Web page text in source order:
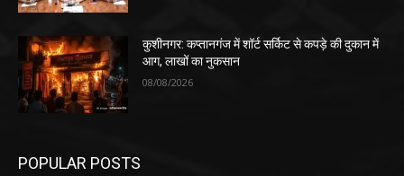
कुशीनगर: कप्तानगंज में शॉर्ट सर्किट से कपड़े की दुकान में
आग, लाखों का नुकसान
08/08/2026
POPULAR POSTS